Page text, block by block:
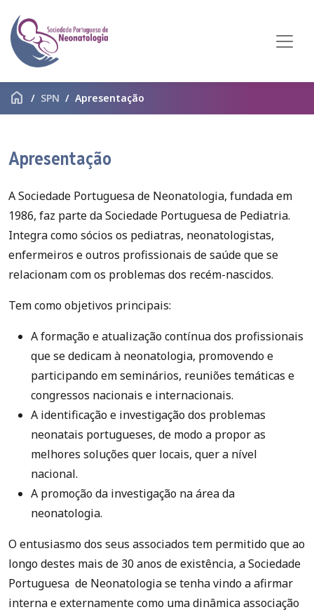
home SPN Apresentação
Apresentação
A Sociedade Portuguesa de Neonatologia, fundada em
1986, faz parte da Sociedade Portuguesa de Pediatria.
Integra como sócios os pediatras, neonatologistas,
enfermeiros e outros profissionais de saúde que se
relacionam com os problemas dos recém-nascidos.
Tem como objetivos principais:
A formação e atualização contínua dos profissionais
que se dedicam à neonatologia, promovendo e
participando em seminários, reuniões temáticas e
congressos nacionais e internacionais.
A identificação e investigação dos problemas
neonatais portugueses, de modo a propor as
melhores soluções quer locais, quer a nível
nacional.
A promoção da investigação na área da
neonatologia.
O entusiasmo dos seus associados tem permitido que ao
longo destes mais de 30 anos de existência, a Sociedade
Portuguesa de Neonatologia se tenha vindo a afirmar
interna e externamente como uma dinâmica associação